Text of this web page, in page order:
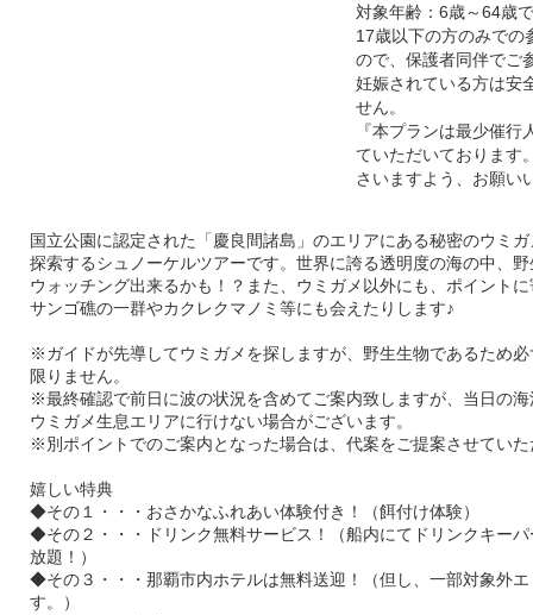
対象年齢：6歳～64歳
17歳以下の方のみでの
ので、保護者同伴でご
妊娠されている方は安
せん。
『本プランは最少催行
ていただいております
さいますよう、お願い
国立公園に認定された「慶良間諸島」のエリアにある秘密のウミ
探索するシュノーケルツアーです。世界に誇る透明度の海の中、
ウォッチング出来るかも！？また、ウミガメ以外にも、ポイント
サンゴ礁の一群やカクレクマノミ等にも会えたりします♪
※ガイドが先導してウミガメを探しますが、野生生物であるため
限りません。
※最終確認で前日に波の状況を含めてご案内致しますが、当日の
ウミガメ生息エリアに行けない場合がございます。
※別ポイントでのご案内となった場合は、代案をご提案させてい
嬉しい特典
◆その１・・・おさかなふれあい体験付き！（餌付け体験）
◆その２・・・ドリンク無料サービス！（船内にてドリンクキー
放題！）
◆その３・・・那覇市内ホテルは無料送迎！（但し、一部対象外
す。）